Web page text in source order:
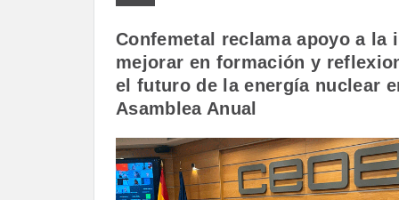
Confemetal reclama apoyo a la
mejorar en formación y
el futuro de la energía nuclear
Asamblea Anual